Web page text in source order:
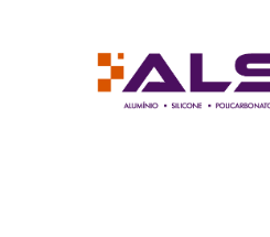
Chapa de
em Ahú -